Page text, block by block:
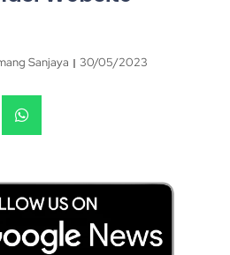
Sanjaya 30/05/2023